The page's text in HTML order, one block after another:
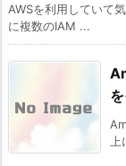
AWSを利用していて
に複数のIAM ...